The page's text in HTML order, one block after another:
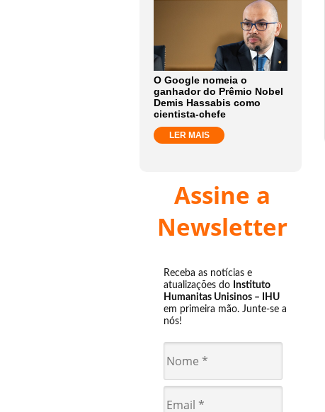
O Google nomeia o
ganhador do Prêmio Nobel
Demis Hassabis como
cientista-chefe
LER MAIS
Assine a
Newsletter
Receba as notícias e
atualizações do Instituto
Humanitas Unisinos – IHU
em primeira mão. Junte-se a
nós!